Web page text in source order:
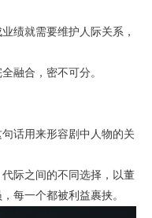
绩就需要维护人际关系，
融合，密不可分。
话用来形容剧中人物的关
际之间的不同选择，以董
每一个都被利益裹挟。